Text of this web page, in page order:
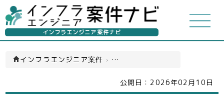
インフラエンジニア案件ナビ
インフラエンジニア案件 › サーバーエンジニア(一覧)
公開日： 2026年02月10日